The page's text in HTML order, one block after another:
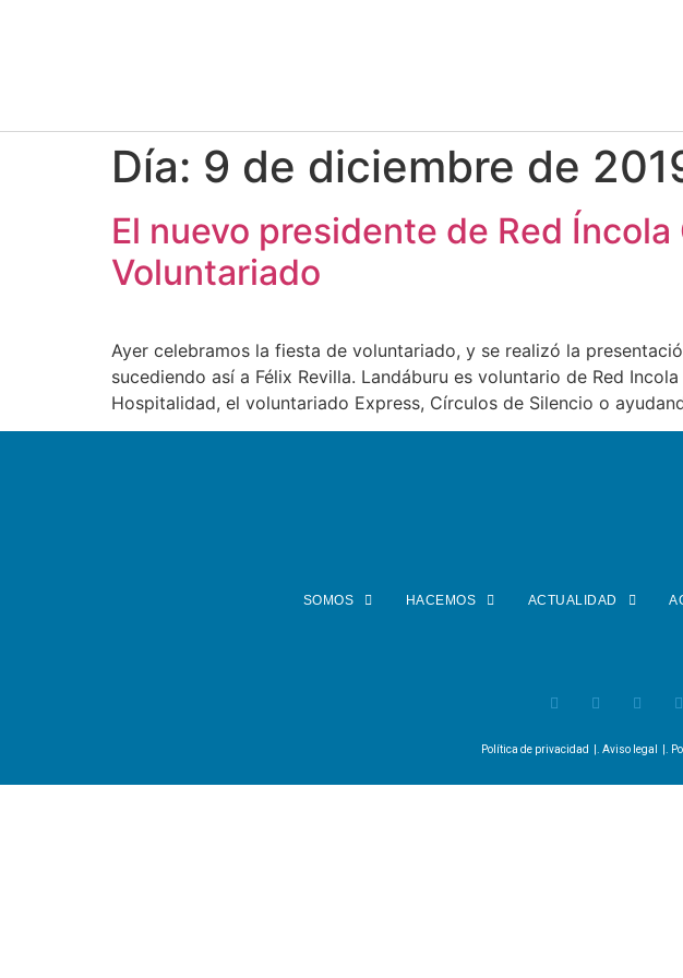
Día: 9 de diciembre de
El nuevo presidente de Red
Voluntariado
Ayer celebramos la fiesta de voluntariado, y se realizó la
sucediendo así a Félix Revilla. Landáburu es voluntario de Red
Hospitalidad, el voluntariado Express, Círculos de Silencio o
SOMOS HACEMOS ACTUALIDAD
Política de privacidad |. Aviso legal |.